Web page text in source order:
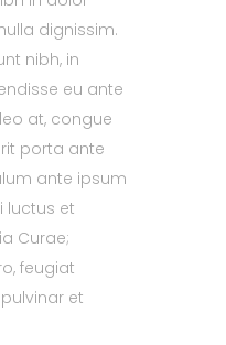
dignissim.
nibh, in
eu ante
at, congue
porta ante
ante ipsum
luctus et
Curae;
feugiat
et